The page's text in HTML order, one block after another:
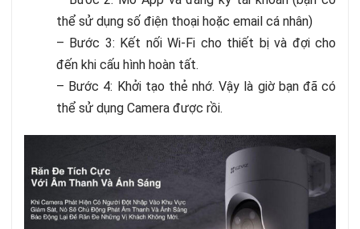
thể sử dụng số điện thoại hoặc email cá nhân)
– Bước 3: Kết nối Wi-Fi cho thiết bị và đợi cho
đến khi cấu hình hoàn tất.
– Bước 4: Khởi tạo thẻ nhớ. Vậy là giờ bạn đã có
thể sử dụng Camera được rồi.